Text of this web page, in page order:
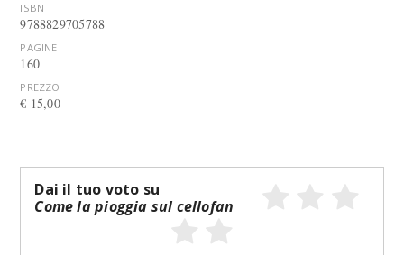
ISBN
9788829705788
PAGINE
160
PREZZO
€ 15,00
Dai il tuo voto su
Come la pioggia sul cellofan